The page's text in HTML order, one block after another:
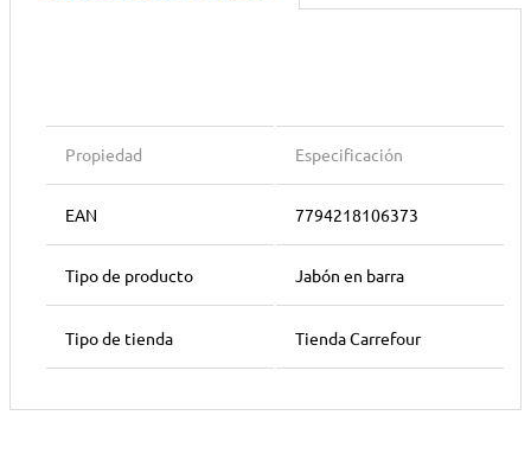
Propiedad Especificación
EAN 7794218106373
Tipo de producto Jabón en barra
Tipo de tienda Tienda Carrefour